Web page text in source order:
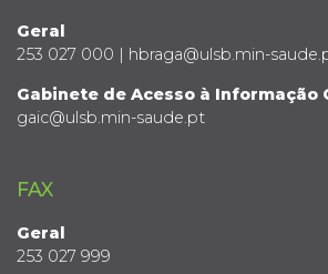
Geral
253 027 000 | hbraga@ulsb.min-
Gabinete de Acesso à Informação
gaic@ulsb.min-saude.pt
FAX
Geral
253 027 999